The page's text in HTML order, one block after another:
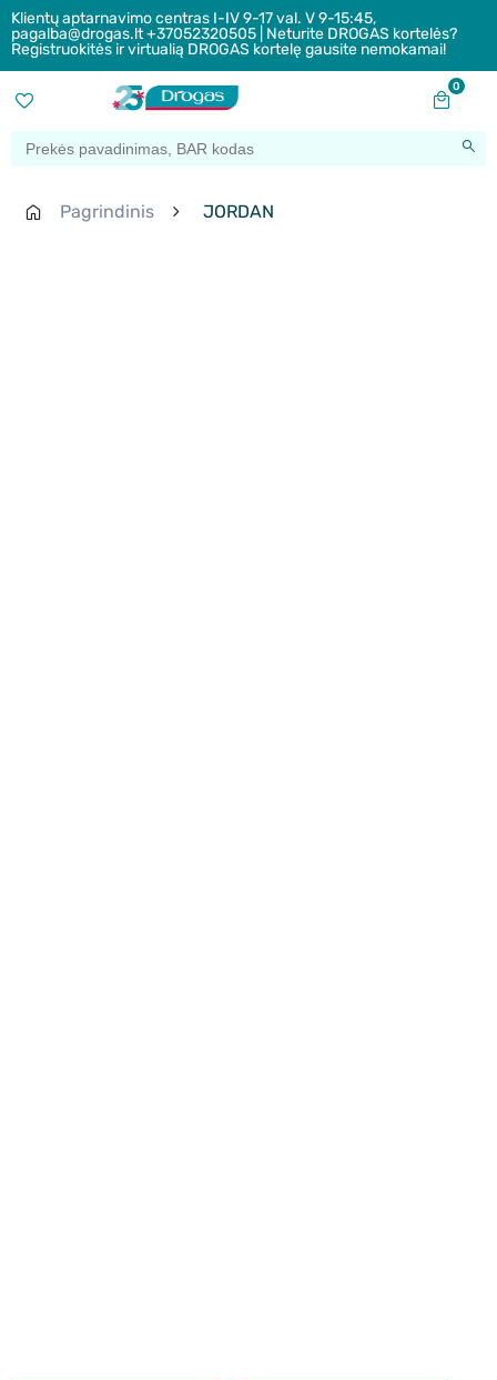
Klientų aptarnavimo centras I-IV 9-17 val. V 9-15:45,
pagalba@drogas.lt +37052320505 | Neturite DROGAS kortelės?
Registruokitės ir virtualią DROGAS kortelę gausite nemokamai!
0
Pagrindinis JORDAN